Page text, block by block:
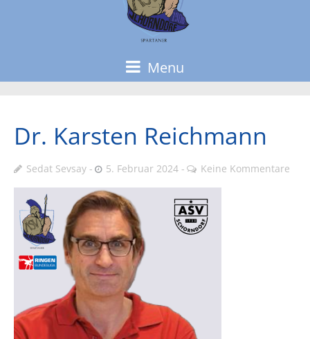
Menu
Dr. Karsten Reichmann
Sedat Sevsay 5. Februar 2024 Keine Kommentare